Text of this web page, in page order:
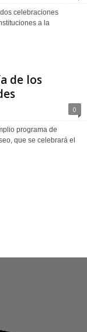
celebraciones
a la
de los
0
programa de
que se celebrará el